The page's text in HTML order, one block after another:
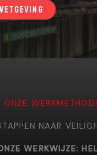
ONZE
NAAR
WERKWIJZE: